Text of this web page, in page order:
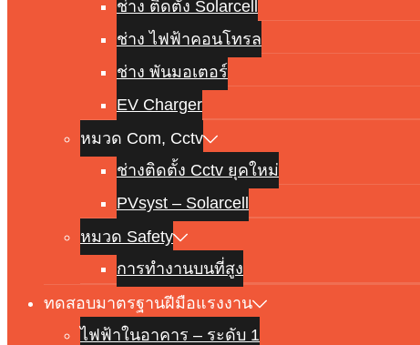
ช่าง ติดตั้ง Solarcell
ช่าง ไฟฟ้าคอนโทรล
ช่าง พันมอเตอร์
EV Charger
หมวด Com, Cctv
ช่างติดตั้ง Cctv ยุคใหม่
PVsyst – Solarcell
หมวด Safety
การทำงานบนที่สูง
ทดสอบมาตรฐานฝีมือแรงงาน
ไฟฟ้าในอาคาร – ระดับ 1